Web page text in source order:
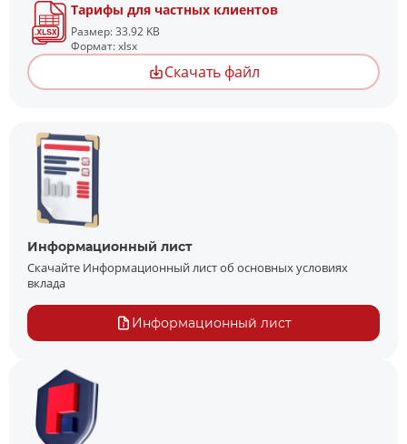
Тарифы для частных клиентов
Размер: 33.92 KB
Формат: xlsx
Скачать файл
Информационный лист
Скачайте Информационный лист об основных условиях
вклада
Информационный лист